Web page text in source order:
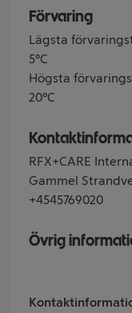
Förvaring
Lägsta
5°C
Högsta
20°C
RFX+CARE
Gammel
+4545769020
Övrig